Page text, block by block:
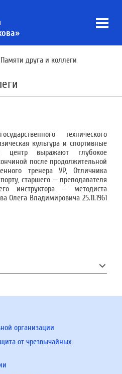
Памяти друга и коллеги
технического
культура и спортивные
центр выражают глубокое
после продолжительной
тренера УР, Отличника
старшего — преподавателя
инструктора — методиста
Олега Владимировича 25.11.1961
организации
от чрезвычайных